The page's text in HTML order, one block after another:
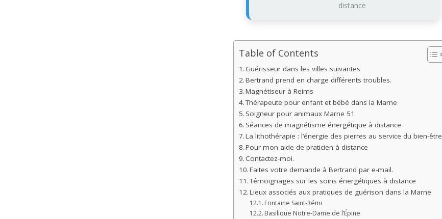
distance
Table of Contents
Guérisseur dans les villes suivantes
Bertrand prend en charge différents troubles.
Magnétiseur à Reims
Thérapeute pour enfant et bébé dans la Marne
Soigneur pour animaux Marne 51
Séances de magnétisme énergétique à distance
La lithothérapie : l’énergie des pierres au service du bien-être
Pour mon aide de praticien à distance
Contactez-moi.
Faites votre demande à Bertrand par e-mail.
Témoignages sur les soins énergétiques à distance
Lieux associés aux pratiques de guérison dans la Marne
Fontaine Saint-Rémi
Basilique Notre-Dame de l’Épine